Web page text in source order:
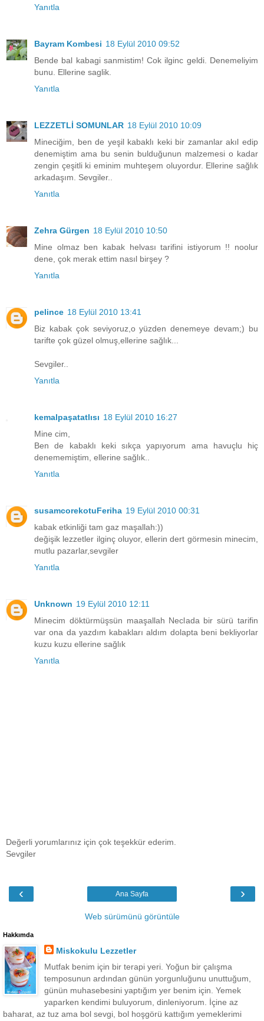
Yanıtla
Bayram Kombesi 18 Eylül 2010 09:52
Bende bal kabagi sanmistim! Cok ilginc geldi. Denemeliyim
bunu. Ellerine saglik.
Yanıtla
LEZZETLİ SOMUNLAR 18 Eylül 2010 10:09
Mineciğim, ben de yeşil kabaklı keki bir zamanlar akıl edip
denemiştim ama bu senin bulduğunun malzemesi o kadar
zengin çeşitli ki eminim muhteşem oluyordur. Ellerine sağlık
arkadaşım. Sevgiler..
Yanıtla
Zehra Gürgen 18 Eylül 2010 10:50
Mine olmaz ben kabak helvası tarifini istiyorum !! noolur
dene, çok merak ettim nasıl birşey ?
Yanıtla
pelince 18 Eylül 2010 13:41
Biz kabak çok seviyoruz,o yüzden denemeye devam;) bu
tarifte çok güzel olmuş,ellerine sağlık...
Sevgiler..
Yanıtla
kemalpaşatatlısı 18 Eylül 2010 16:27
Mine cim,
Ben de kabaklı keki sıkça yapıyorum ama havuçlu hiç
denememiştim, ellerine sağlık..
Yanıtla
susamcorekotuFeriha 19 Eylül 2010 00:31
kabak etkinliği tam gaz maşallah:))
değişik lezzetler ilginç oluyor, ellerin dert görmesin minecim,
mutlu pazarlar,sevgiler
Yanıtla
Unknown 19 Eylül 2010 12:11
Minecim döktürmüşsün maaşallah Neclada bir sürü tarifin
var ona da yazdım kabakları aldım dolapta beni bekliyorlar
kuzu kuzu ellerine sağlık
Yanıtla
Değerli yorumlarınız için çok teşekkür ederim.
Sevgiler
‹ ›
Ana Sayfa
Web sürümünü görüntüle
Hakkımda
Miskokulu Lezzetler
Mutfak benim için bir terapi yeri. Yoğun bir çalışma
temposunun ardından günün yorgunluğunu unuttuğum,
günün muhasebesini yaptığım yer benim için. Yemek
yaparken kendimi buluyorum, dinleniyorum. İçine az
baharat, az tuz ama bol sevgi, bol hoşgörü kattığım yemeklerimi